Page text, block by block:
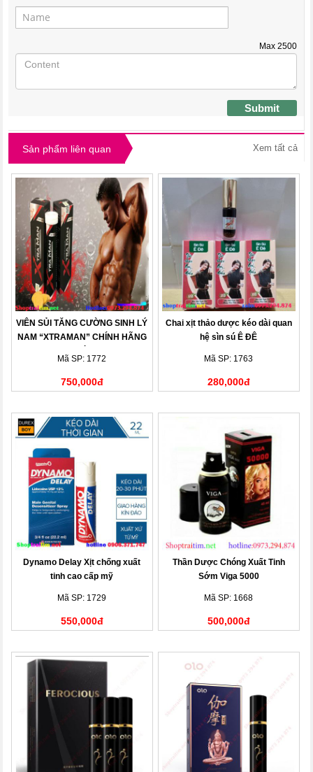
Max 2500
Submit
Sản phẩm liên quan Xem tất cả
VIÊN SỦI TĂNG CƯỜNG SINH LÝ
NAM “XTRAMAN” CHÍNH HÃNG
Mã SP: 1772
750,000đ
Chai xịt thảo dược kéo dài quan
hệ sìn sú Ê ĐÊ
Mã SP: 1763
280,000đ
Dynamo Delay Xịt chống xuất
tinh cao cấp mỹ
Mã SP: 1729
550,000đ
Thần Dược Chóng Xuất Tinh
Sớm Viga 5000
Mã SP: 1668
500,000đ